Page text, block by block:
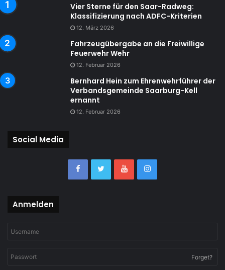
Vier Sterne für den Saar-Radweg:
Klassifizierung nach ADFC-Kriterien
12. März 2026
Fahrzeugübergabe an die Freiwillige
Feuerwehr Wehr
12. Februar 2026
Bernhard Hein zum Ehrenwehrführer der
Verbandsgemeinde Saarburg-Kell
ernannt
12. Februar 2026
Social Media
Anmelden
Forget?